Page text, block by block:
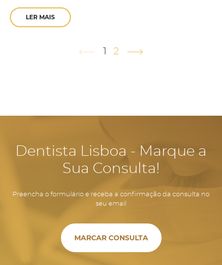
LER MAIS
2
Dentista Lisboa - Marque a
Sua Consulta!
Preencha o formulário e receba a confirmação da consulta no
seu email
MARCAR CONSULTA